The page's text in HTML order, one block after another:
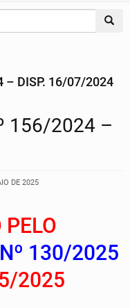
– DISP. 16/07/2024
156/2024 –
DE 2025
PELO
130/2025
2025